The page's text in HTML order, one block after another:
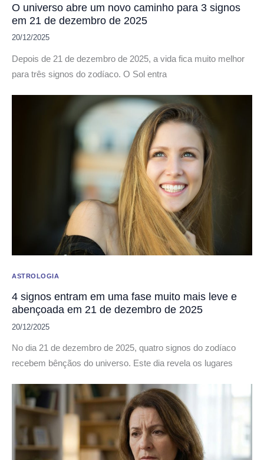
O universo abre um novo caminho para 3 signos
em 21 de dezembro de 2025
20/12/2025
Depois de 21 de dezembro de 2025, a vida fica muito melhor
para três signos do zodíaco. O Sol entra
ASTROLOGIA
4 signos entram em uma fase muito mais leve e
abençoada em 21 de dezembro de 2025
20/12/2025
No dia 21 de dezembro de 2025, quatro signos do zodíaco
recebem bênçãos do universo. Este dia revela os lugares